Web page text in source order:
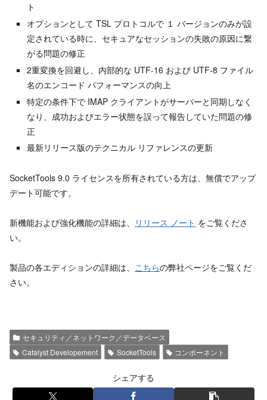
ト
オプションとして TSL プロトコルで １ バージョンのみが設
定されている時に、セキュアなセッションの失敗の原因に繋
がる問題の修正
2重変換を回避し、内部的な UTF-16 および UTF-8 ファイル
名のエンコード パフォーマンスの向上
特定の条件下で IMAP クライアントがサーバーと同期しなく
なり、成功およびエラー状態を誤って報告していた問題の修
正
最新リリース版のテクニカル リファレンスの更新
SocketTools 9.0 ライセンスを所有されている方は、無償でアップ
デート可能です。
新機能および強化機能の詳細は、 リリース ノート をご覧くださ
い。
製品の各エディションの詳細は、 こちらの弊社ページをご覧くだ
さい。
セキュリティ／ネットワーク／データベース
Catalyst Developement
SocketTools コンポーネント
シェアする